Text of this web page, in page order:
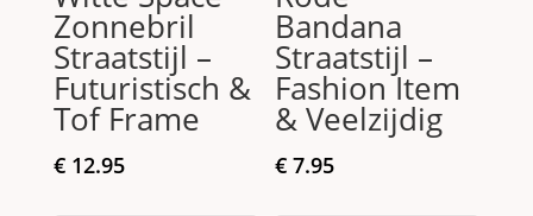
Zonnebril
Straatstijl –
Futuristisch &
Tof Frame
€12.95
Bandana
Straatstijl –
Fashion Item
& Veelzijdig
€ 7.95